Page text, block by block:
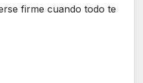
firme cuando todo te